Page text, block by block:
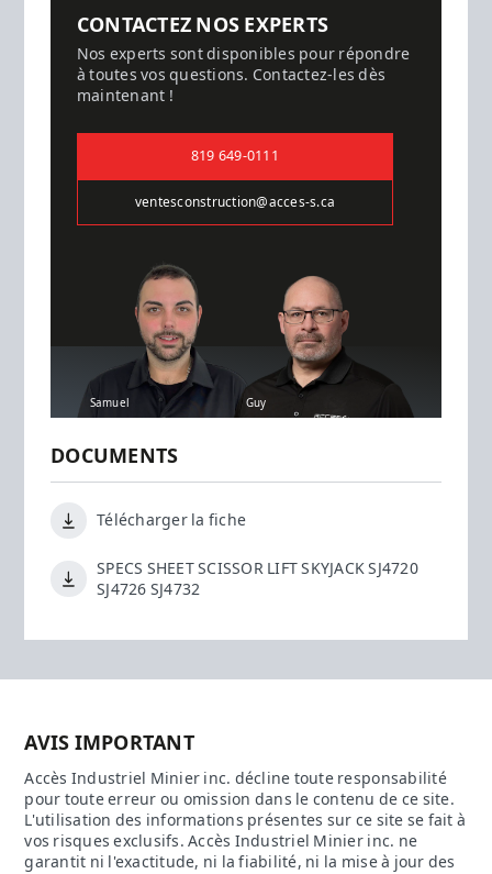
CONTACTEZ NOS EXPERTS
Nos experts sont disponibles pour répondre
à toutes vos questions. Contactez-les dès
maintenant !
819 649-0111
ventesconstruction@acces-s.ca
Samuel Guy
DOCUMENTS
Télécharger la fiche
SPECS SHEET SCISSOR LIFT SKYJACK SJ4720
SJ4726 SJ4732
AVIS IMPORTANT
Accès Industriel Minier inc. décline toute responsabilité
pour toute erreur ou omission dans le contenu de ce site.
L'utilisation des informations présentes sur ce site se fait à
vos risques exclusifs. Accès Industriel Minier inc. ne
garantit ni l'exactitude, ni la fiabilité, ni la mise à jour des